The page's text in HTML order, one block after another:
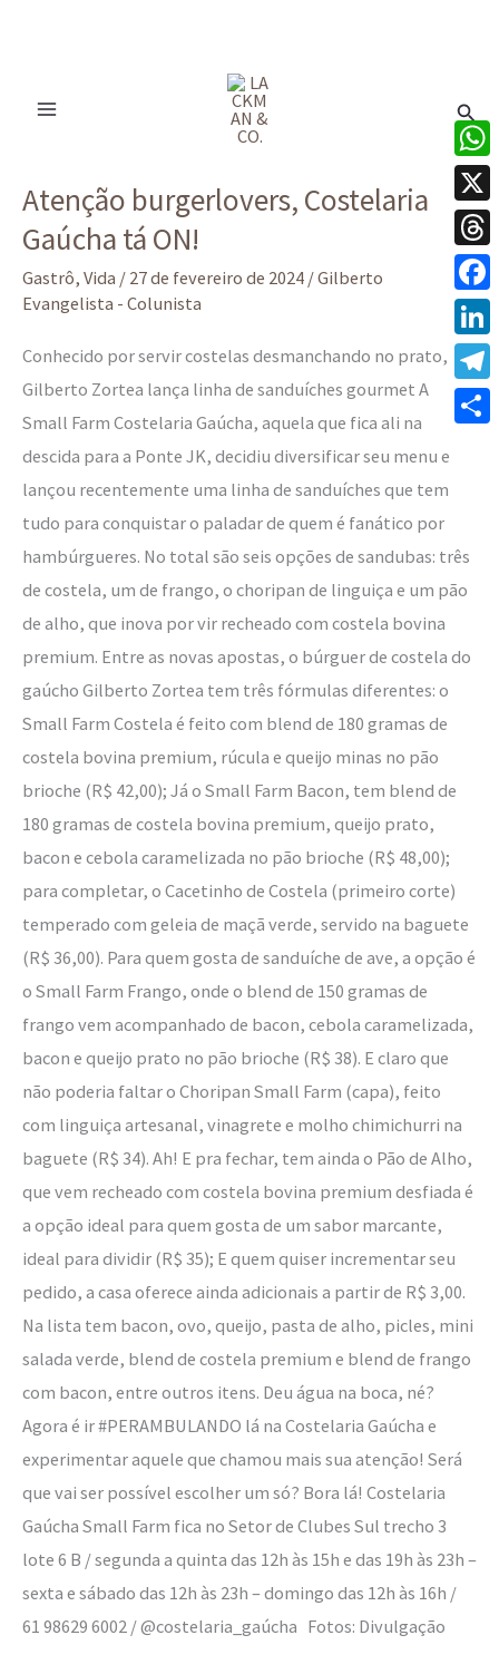
Atenção burgerlovers, Costelaria
Gaúcha tá ON!
Gastrô, Vida / 27 de fevereiro de 2024 /Gilberto
Evangelista - Colunista
Conhecido por servir costelas desmanchando no prato,
Gilberto Zortea lança linha de sanduíches gourmet A
Small Farm Costelaria Gaúcha, aquela que fica ali na
descida para a Ponte JK, decidiu diversificar seu menu e
lançou recentemente uma linha de sanduíches que tem
tudo para conquistar o paladar de quem é fanático por
hambúrgueres. No total são seis opções de sandubas: três
de costela, um de frango, o choripan de linguiça e um pão
de alho, que inova por vir recheado com costela bovina
premium. Entre as novas apostas, o búrguer de costela do
gaúcho Gilberto Zortea tem três fórmulas diferentes: o
Small Farm Costela é feito com blend de 180 gramas de
costela bovina premium, rúcula e queijo minas no pão
brioche (R$ 42,00); Já o Small Farm Bacon, tem blend de
180 gramas de costela bovina premium, queijo prato,
bacon e cebola caramelizada no pão brioche (R$ 48,00);
para completar, o Cacetinho de Costela (primeiro corte)
temperado com geleia de maçã verde, servido na baguete
(R$ 36,00). Para quem gosta de sanduíche de ave, a opção é
o Small Farm Frango, onde o blend de 150 gramas de
frango vem acompanhado de bacon, cebola caramelizada,
bacon e queijo prato no pão brioche (R$ 38). E claro que
não poderia faltar o Choripan Small Farm (capa), feito
com linguiça artesanal, vinagrete e molho chimichurri na
baguete (R$ 34). Ah! E pra fechar, tem ainda o Pão de Alho,
que vem recheado com costela bovina premium desfiada é
a opção ideal para quem gosta de um sabor marcante,
ideal para dividir (R$ 35); E quem quiser incrementar seu
pedido, a casa oferece ainda adicionais a partir de R$ 3,00.
Na lista tem bacon, ovo, queijo, pasta de alho, picles, mini
salada verde, blend de costela premium e blend de frango
com bacon, entre outros itens. Deu água na boca, né?
Agora é ir #PERAMBULANDO lá na Costelaria Gaúcha e
experimentar aquele que chamou mais sua atenção! Será
que vai ser possível escolher um só? Bora lá! Costelaria
Gaúcha Small Farm fica no Setor de Clubes Sul trecho 3
lote 6 B / segunda a quinta das 12h às 15h e das 19h às 23h –
sexta e sábado das 12h às 23h – domingo das 12h às 16h /
61 98629 6002 / @costelaria_gaúcha Fotos: Divulgação
burgerlovers,
Costelaria
Gaúcha
tá
X